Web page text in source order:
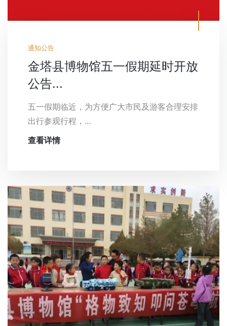
通知公告
金塔县博物馆五一假期延时开放
公告...
五一假期临近，为方便广大市民及游客合理安排
出行参观行程，...
查看详情